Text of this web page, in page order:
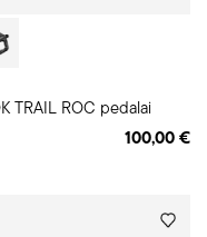
TRAIL ROC pedalai
100,00 €